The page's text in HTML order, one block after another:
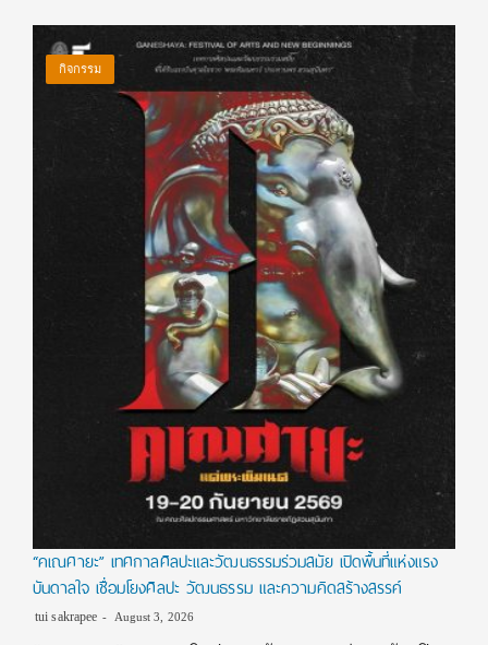
กิจกรรม
“คเณศายะ” เทศกาลศิลปะและวัฒนธรรมร่วมสมัย เปิดพื้นที่แห่งแรง
บันดาลใจ เชื่อมโยงศิลปะ วัฒนธรรม และความคิดสร้างสรรค์
tui sakrapee August 3, 2026